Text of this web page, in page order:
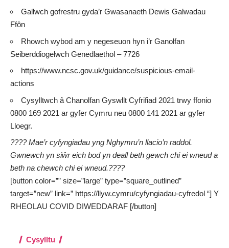
Gallwch gofrestru gyda’r Gwasanaeth Dewis Galwadau
Ffôn
Rhowch wybod am y negeseuon hyn i’r Ganolfan
Seiberddiogelwch Genedlaethol – 7726
https://www.ncsc.gov.uk/guidance/suspicious-email-
actions
Cysylltwch â Chanolfan Gyswllt Cyfrifiad 2021 trwy ffonio
0800 169 2021 ar gyfer Cymru neu 0800 141 2021 ar gyfer
Lloegr.
???? Mae’r cyfyngiadau yng Nghymru’n llacio’n raddol.
Gwnewch yn siŵr eich bod yn deall beth gewch chi ei wneud a
beth na chewch chi ei wneud.????
[button color=”” size=”large” type=”square_outlined”
target=”new” link=” https://llyw.cymru/cyfyngiadau-cyfredol “] Y
RHEOLAU COVID DIWEDDARAF [/button]
Cysylltu